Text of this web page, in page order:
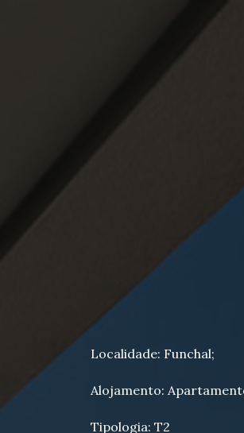
Localidade: Funchal;
Alojamento:
Tipologia: T2